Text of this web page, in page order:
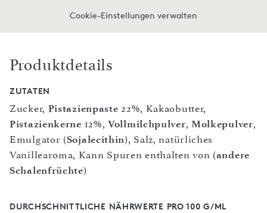
Cookie-Einstellungen verwalten
Produktdetails
ZUTATEN
Zucker, Pistazienpaste 22%, Kakaobutter,
Pistazienkerne 12%,Vollmilchpulver, Molkepulver,
Emulgator (Sojalecithin), Salz, natürliches
Vanillearoma, Kann Spuren enthalten von (andere
Schalenfrüchte)
DURCHSCHNITTLICHE NÄHRWERTE PRO 100 G/ML